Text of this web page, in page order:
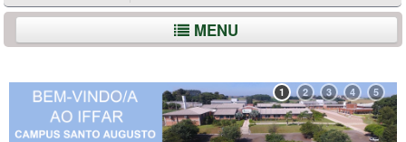
MENU
1 2 3 4 5